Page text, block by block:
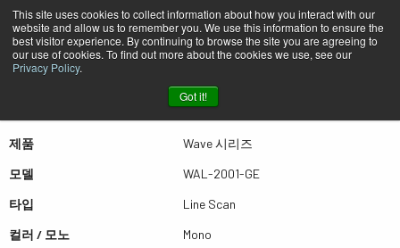
This site uses cookies to collect information about how you interact with our
website and allow us to remember you. We use this information to ensure the
best visitor experience. By continuing to browse the site you are agreeing to
our use of cookies. To find out more about the cookies we use, see our
Privacy Policy.
Got it!
퀵뷰 WAL-2001-GE
더많은 결과를 보시려면 스크롤하세요
제품
Wave 시리즈
모델
WAL-2001-GE
타입
Line Scan
컬러 / 모노
Mono